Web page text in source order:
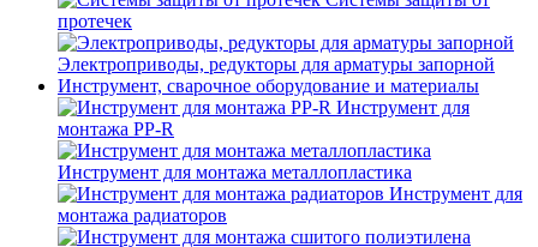
протечек
Электроприводы, редукторы для арматуры запорной
Инструмент, сварочное оборудование и материалы
Инструмент для
монтажа PP-R
Инструмент для монтажа металлопластика
Инструмент для
монтажа радиаторов